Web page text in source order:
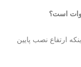
اینکه ارتفاع نصب پایین